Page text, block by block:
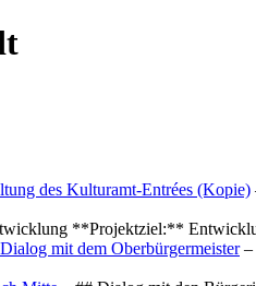
des Kulturamt-Entrées (Kopie)
**Projektziel:**
mit dem Oberbürgermeister–